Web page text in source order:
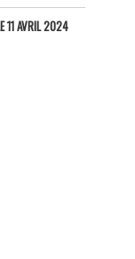
11 AVRIL 2024